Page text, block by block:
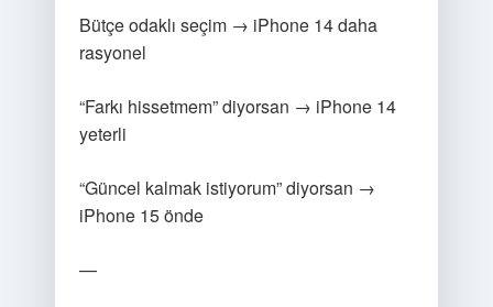
Bütçe odaklı seçim → iPhone 14 daha
rasyonel
“Farkı hissetmem” diyorsan → iPhone 14
yeterli
“Güncel kalmak istiyorum” diyorsan →
iPhone 15 önde
—